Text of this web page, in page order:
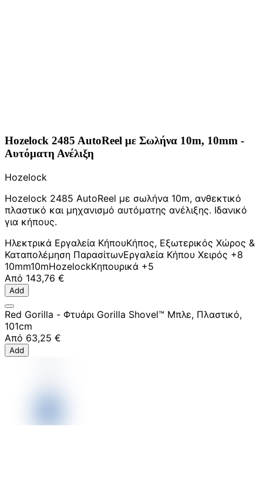
Hozelock 2485 AutoReel με Σωλήνα 10m, 10mm -
Αυτόματη Ανέλιξη
Hozelock
Hozelock 2485 AutoReel με σωλήνα 10m, ανθεκτικό
πλαστικό και μηχανισμό αυτόματης ανέλιξης. Ιδανικό
για κήπους.
Ηλεκτρικά Εργαλεία ΚήπουΚήπος, Εξωτερικός Χώρος &
Καταπολέμηση ΠαρασίτωνΕργαλεία Κήπου Χειρός +8
10mm10mHozelockΚηπουρικά +5
Από 143,76 €
Add
Red Gorilla - Φτυάρι Gorilla Shovel™ Μπλε, Πλαστικό,
101cm
Από 63,25 €
Add